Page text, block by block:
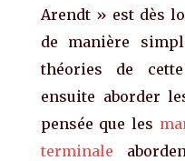
Arendt » est dès
de manière
théories de
ensuite aborder
pensée que les
terminale